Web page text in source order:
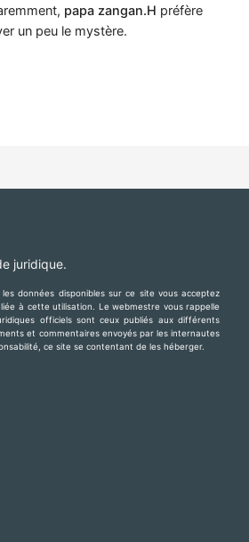
papa zangan.H préfère
un peu le mystère.
juridique.
les données disponibles sur ce site vous acceptez
à cette utilisation. Le webmestre vous rappelle
officiels sont ceux publiés aux différents
et commentaires envoyés par les internautes
ce site se contentant de les héberger.